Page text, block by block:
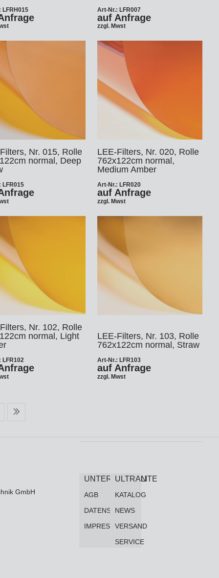
LFRH015 Art-Nr.: LFR007
auf Anfrage
zzgl. Mwst
Nr. 015, Rolle
normal, Deep
LFR015
LEE-Filters, Nr. 020, Rolle
762x122cm normal,
Medium Amber
Art-Nr.: LFR020
auf Anfrage
zzgl. Mwst
Nr. 102, Rolle
normal, Light
LFR102
LEE-Filters, Nr. 103, Rolle
762x122cm normal, Straw
Art-Nr.: LFR103
auf Anfrage
zzgl. Mwst
GmbH
UNTERNEHMEN
AGB
DATENSCHUTZ
IMPRESSUM
ULTRALITE
KATALOG
NEWS
VERSAND
SERVICE